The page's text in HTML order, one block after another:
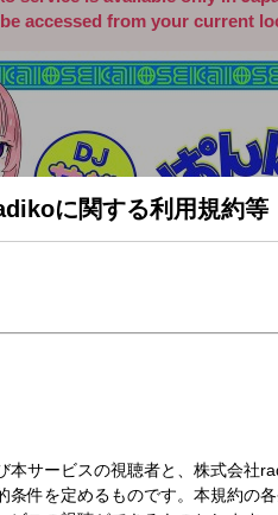
accessed from your current
に関する利用規約等